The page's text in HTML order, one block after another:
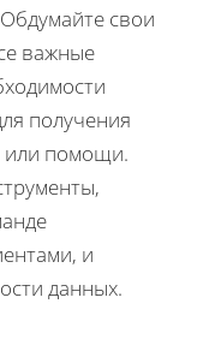
свои
важные
получения
или помощи.
и
данных.